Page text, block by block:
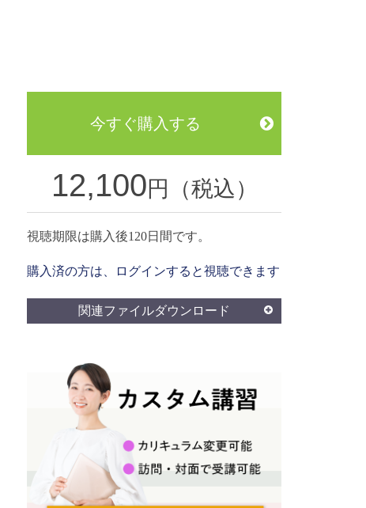
今すぐ購入する
12,100円（税込）
視聴期限は購入後120日間です。
購入済の方は、ログインすると視聴できます
関連ファイルダウンロード